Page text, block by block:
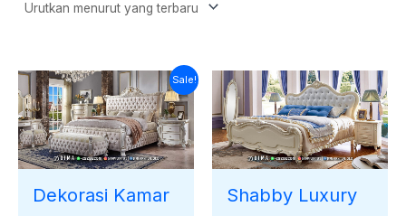
Sale!
Dekorasi Kamar
Harga
aslinya
adalah:
Rp40.000.000.
Harga
saat
ini
adalah:
Rp37.671.000.
Shabby Luxury